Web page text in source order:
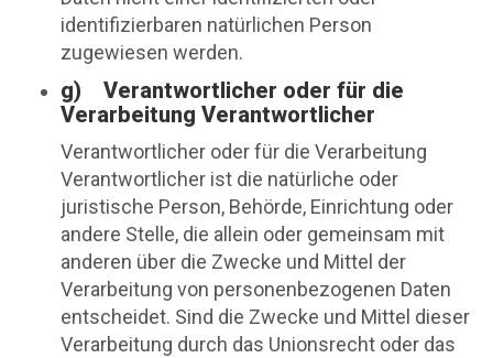
identifizierbaren natürlichen Person
zugewiesen werden.
g) Verantwortlicher oder für die
Verarbeitung Verantwortlicher
Verantwortlicher oder für die Verarbeitung
Verantwortlicher ist die natürliche oder
juristische Person, Behörde, Einrichtung oder
andere Stelle, die allein oder gemeinsam mit
anderen über die Zwecke und Mittel der
Verarbeitung von personenbezogenen Daten
entscheidet. Sind die Zwecke und Mittel dieser
Verarbeitung durch das Unionsrecht oder das